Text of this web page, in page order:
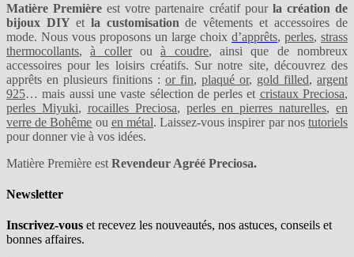
Matière Première est votre partenaire créatif pourla création de
bijoux DIY etla customisation de vêtements et accessoires de
mode. Nous vous proposons un large choix d’apprêts, perles, strass
thermocollants,à collerouà coudre, ainsi que de nombreux
accessoires pour les loisirs créatifs. Sur notre site, découvrez des
apprêts en plusieurs finitions : or fin, plaqué or, gold filled, argent
925… mais aussi une vaste sélection de perles et cristaux Preciosa,
perles Miyuki, rocailles Preciosa, perles en pierres naturelles, en
verre de Bohême ou en métal. Laissez-vous inspirer par nostutoriels
pour donner vie à vos idées.
Matière Première est Revendeur Agréé Preciosa.
Newsletter
Inscrivez-vous et recevez les nouveautés, nos astuces, conseils et
bonnes affaires.